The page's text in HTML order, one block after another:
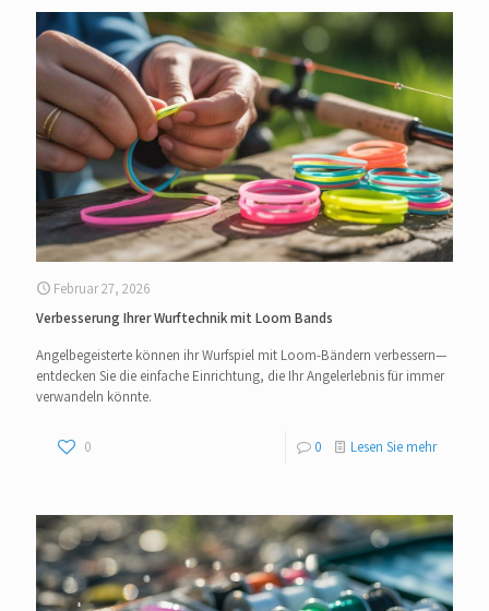
Februar 27, 2026
Verbesserung Ihrer Wurftechnik mit Loom Bands
Angelbegeisterte können ihr Wurfspiel mit Loom-Bändern verbessern—
entdecken Sie die einfache Einrichtung, die Ihr Angelerlebnis für immer
verwandeln könnte.
0 0 Lesen Sie mehr